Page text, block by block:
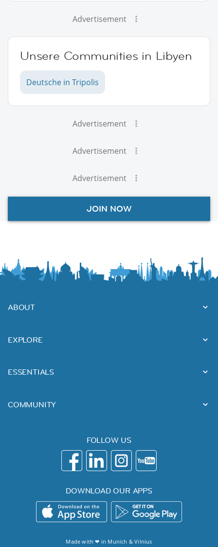
Advertisement
Unsere Communities in Libyen
Deutsche in Tripolis
Advertisement
Advertisement
Advertisement
JOIN NOW
ABOUT
EXPLORE
ESSENTIALS
COMMUNITY
FOLLOW US
DOWNLOAD OUR APPS
Made with ❤ in Munich &Vilnius